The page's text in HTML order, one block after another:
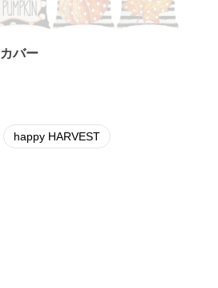
バー
happy HARVEST